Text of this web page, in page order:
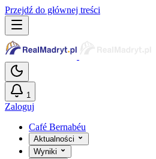
Przejdź do głównej treści
1
Zaloguj
Café Bernabéu
Aktualności
Wyniki